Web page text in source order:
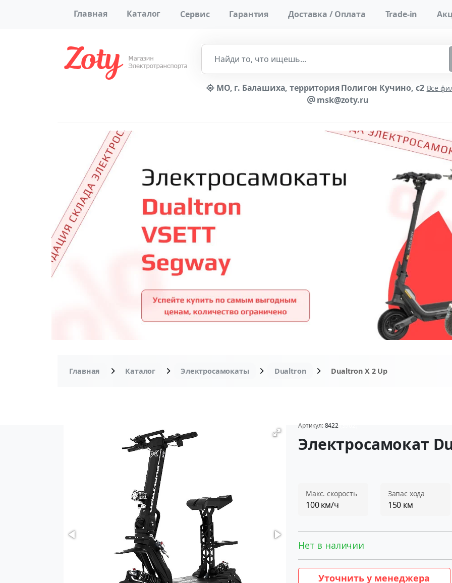
Главная Каталог Сервис Гарантия Доставка / Оплата Trade-in
МО, г. Балашиха, территория Полигон Кучино, с2 Все
msk@zoty.ru
Главная Каталог Электросамокаты Dualtron Dualtron X 2 Up
Артикул:8422
Электросамокат
Макс. скорость
100 км/ч
Запас хода
150 км
Нет в наличии
Уточнить у менеджера